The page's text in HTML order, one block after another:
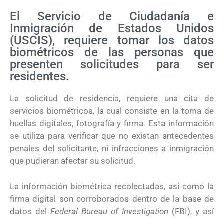
El Servicio de Ciudadanía e
Inmigración de Estados Unidos
(USCIS), requiere tomar los datos
biométricos de las personas que
presenten solicitudes para ser
residentes.
La solicitud de residencia, requiere una cita de
servicios biométricos, la cual consiste en la toma de
huellas digitales, fotografía y firma. Esta información
se utiliza para verificar que no existan antecedentes
penales del solicitante, ni infracciones a inmigración
que pudieran afectar su solicitud.
La información biométrica recolectadas, así como la
firma digital son corroborados dentro de la base de
datos del Federal Bureau of Investigation (FBI), y así